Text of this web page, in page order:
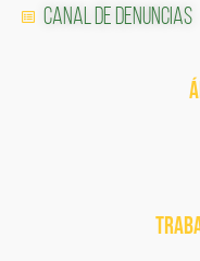
Canal de Denuncias